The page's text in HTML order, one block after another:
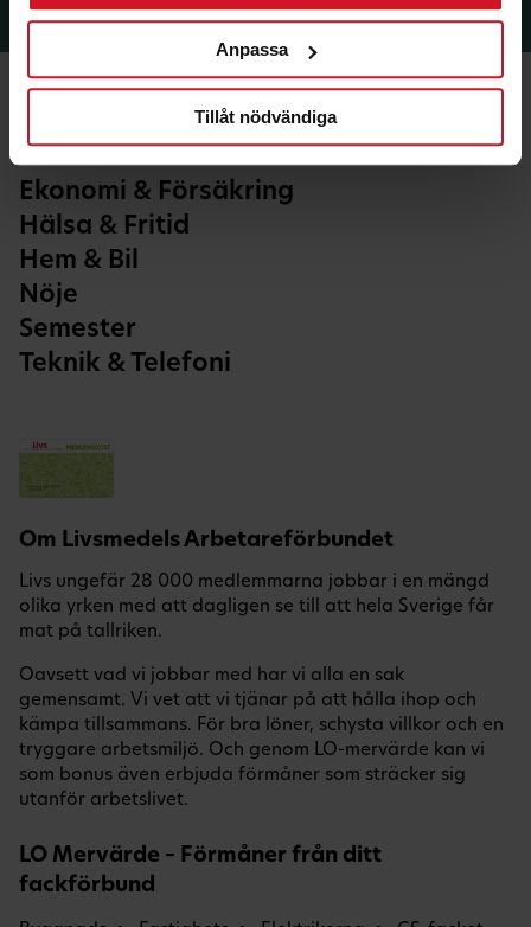
Anpassa
Tillåt nödvändiga
Ekonomi & Försäkring
Hälsa & Fritid
Hem & Bil
Nöje
Semester
Teknik & Telefoni
Om Livsmedels Arbetareförbundet
Livs ungefär 28 000 medlemmarna jobbar i en mängd
olika yrken med att dagligen se till att hela Sverige får
mat på tallriken.
Oavsett vad vi jobbar med har vi alla en sak
gemensamt. Vi vet att vi tjänar på att hålla ihop och
kämpa tillsammans. För bra löner, schysta villkor och en
tryggare arbetsmiljö. Och genom LO-mervärde kan vi
som bonus även erbjuda förmåner som sträcker sig
utanför arbetslivet.
LO Mervärde – Förmåner från ditt
fackförbund